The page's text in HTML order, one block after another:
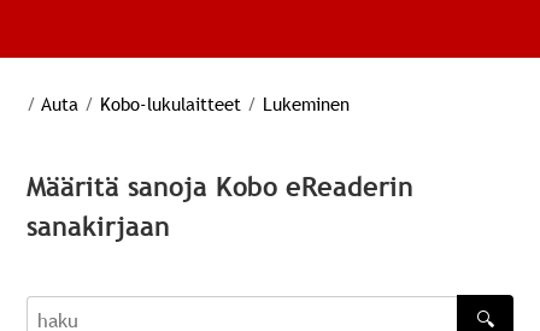
/ Auta / Kobo-lukulaitteet / Lukeminen
Määritä sanoja Kobo eReaderin
sanakirjaan
🔍